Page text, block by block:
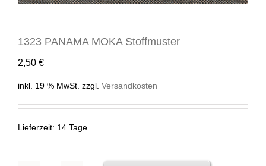
1323 PANAMA MOKA Stoffmuster
2,50 €
inkl. 19 % MwSt. zzgl. Versandkosten
Lieferzeit: 14 Tage